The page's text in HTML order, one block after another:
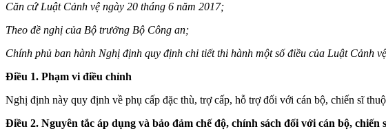
Căn cứ Luật Cảnh vệ ngày 20 tháng 6 năm 2017;
Theo đề nghị của Bộ trưởng Bộ Công an;
Chính phủ ban hành Nghị định quy định chi tiết thi hành một số điều của Luật Cảnh
Điều 1. Phạm vi điều chỉnh
Nghị định này quy định về phụ cấp đặc thù, trợ cấp, hỗ trợ đối với cán bộ, chiến sĩ
Điều 2. Nguyên tắc áp dụng và bảo đảm chế độ, chính sách đối với cán bộ, chiến